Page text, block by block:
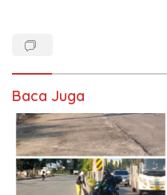
Baca Juga